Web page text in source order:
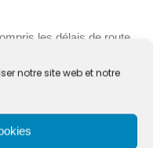
notre site web et notre
les délais de route,
lors de votre
?
mariage de votre enfant.